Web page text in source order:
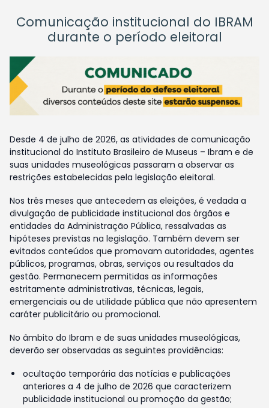
Comunicação institucional do IBRAM
durante o período eleitoral
Desde 4 de julho de 2026, as atividades de comunicação
institucional do Instituto Brasileiro de Museus – Ibram e de
suas unidades museológicas passaram a observar as
restrições estabelecidas pela legislação eleitoral.
Nos três meses que antecedem as eleições, é vedada a
divulgação de publicidade institucional dos órgãos e
entidades da Administração Pública, ressalvadas as
hipóteses previstas na legislação. Também devem ser
evitados conteúdos que promovam autoridades, agentes
públicos, programas, obras, serviços ou resultados da
gestão. Permanecem permitidas as informações
estritamente administrativas, técnicas, legais,
emergenciais ou de utilidade pública que não apresentem
caráter publicitário ou promocional.
No âmbito do Ibram e de suas unidades museológicas,
deverão ser observadas as seguintes providências:
ocultação temporária das notícias e publicações
anteriores a 4 de julho de 2026 que caracterizem
publicidade institucional ou promoção da gestão;